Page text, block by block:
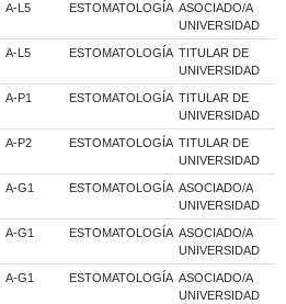
A-L5 ESTOMATOLOGÍA ASOCIADO/A
UNIVERSIDAD
A-L5 ESTOMATOLOGÍA TITULAR DE
UNIVERSIDAD
A-P1 ESTOMATOLOGÍA TITULAR DE
UNIVERSIDAD
A-P2 ESTOMATOLOGÍA TITULAR DE
UNIVERSIDAD
A-G1 ESTOMATOLOGÍA ASOCIADO/A
UNIVERSIDAD
A-G1 ESTOMATOLOGÍA ASOCIADO/A
UNIVERSIDAD
A-G1 ESTOMATOLOGÍA ASOCIADO/A
UNIVERSIDAD